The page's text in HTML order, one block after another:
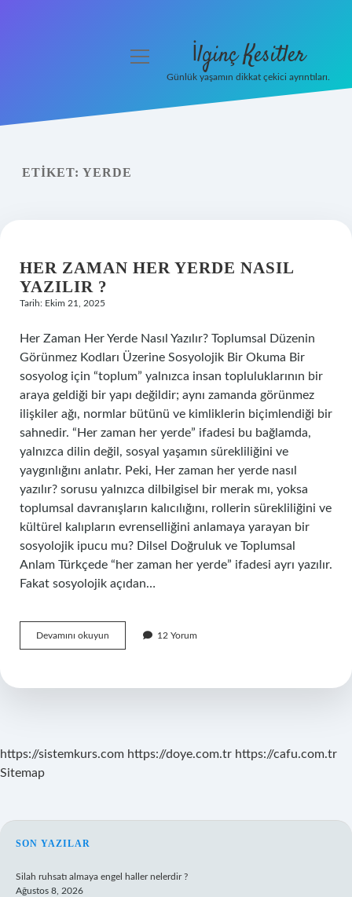
Yasal Uyarı
menüyü
İlginç Kesitler
Günlük yaşamın dikkat çekici ayrıntıları.
ETIKET: YERDE
HER ZAMAN HER YERDE NASIL
YAZILIR ?
Tarih: Ekim 21, 2025
Her Zaman Her Yerde Nasıl Yazılır? Toplumsal Düzenin
Görünmez Kodları Üzerine Sosyolojik Bir Okuma Bir
sosyolog için “toplum” yalnızca insan topluluklarının bir
araya geldiği bir yapı değildir; aynı zamanda görünmez
ilişkiler ağı, normlar bütünü ve kimliklerin biçimlendiği bir
sahnedir. “Her zaman her yerde” ifadesi bu bağlamda,
yalnızca dilin değil, sosyal yaşamın sürekliliğini ve
yaygınlığını anlatır. Peki, Her zaman her yerde nasıl
yazılır? sorusu yalnızca dilbilgisel bir merak mı, yoksa
toplumsal davranışların kalıcılığını, rollerin sürekliliğini ve
kültürel kalıpların evrenselliğini anlamaya yarayan bir
sosyolojik ipucu mu? Dilsel Doğruluk ve Toplumsal
Anlam Türkçede “her zaman her yerde” ifadesi ayrı yazılır.
Fakat sosyolojik açıdan…
Devamını okuyun
zaman
nasıl
12 Yorum
https://sistemkurs.com https://doye.com.tr https://cafu.com.tr
Sitemap
SIDEBAR
SON YAZILAR
Silah ruhsatı almaya engel haller nelerdir ?
Ağustos 8, 2026